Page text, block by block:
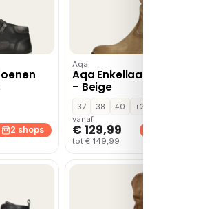
2 shops
Aqa
Aqa Enkellaarsjes Hak
– Beige
37 38 40
+2
vanaf
€ 129,99
tot € 149,99